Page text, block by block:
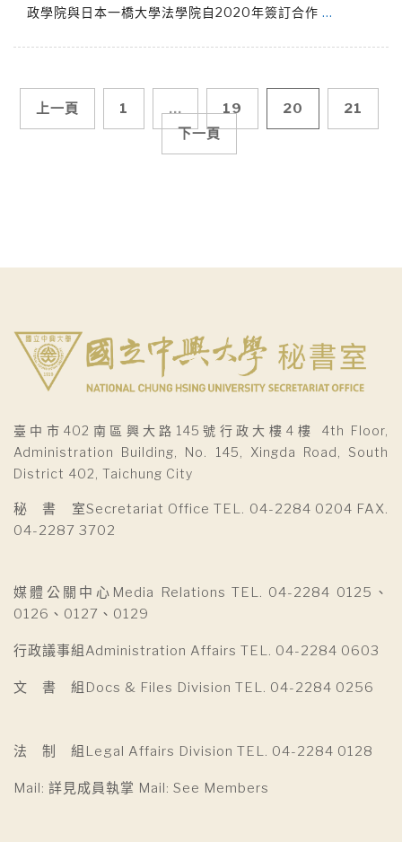
政學院與日本一橋大學法學院自2020年簽訂合作 …
文
上一頁 1 ... 19 20
21
下一頁
臺中市402南區興大路145號行政大樓4樓 4th Floor,
Administration Building, No. 145, Xingda Road, South
District 402, Taichung City
秘 書 室Secretariat Office TEL. 04-2284 0204 FAX.
04-2287 3702
媒體公關中心Media Relations TEL. 04-2284 0125、
0126、0127、0129
行政議事組Administration Affairs TEL. 04-2284 0603
文 書 組Docs & Files Division TEL. 04-2284 0256
法 制 組Legal Affairs Division TEL. 04-2284 0128
Mail: 詳見成員執掌 Mail: See Members